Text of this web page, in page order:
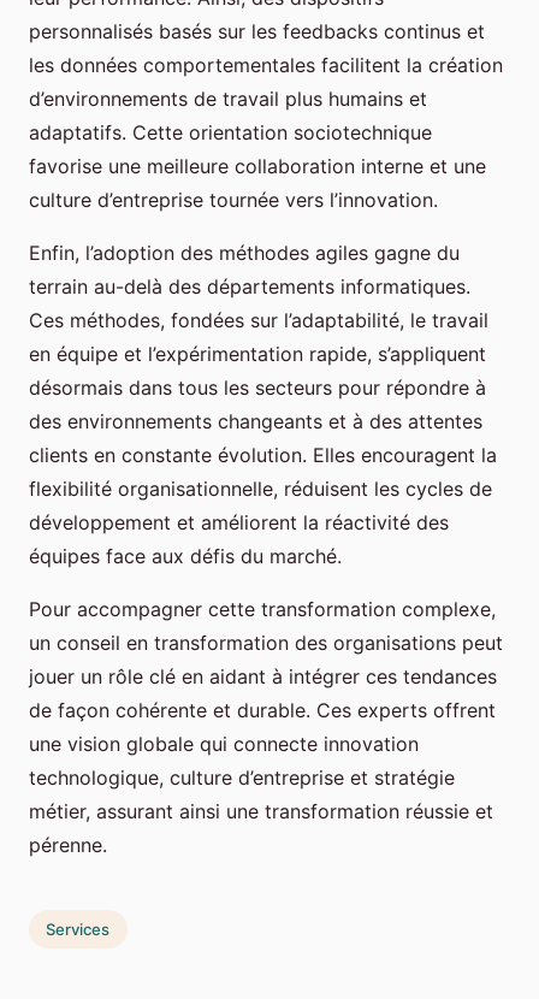
personnalisés basés sur les feedbacks continus et
les données comportementales facilitent la création
d’environnements de travail plus humains et
adaptatifs. Cette orientation sociotechnique
favorise une meilleure collaboration interne et une
culture d’entreprise tournée vers l’innovation.
Enfin, l’adoption des méthodes agiles gagne du
terrain au-delà des départements informatiques.
Ces méthodes, fondées sur l’adaptabilité, le travail
en équipe et l’expérimentation rapide, s’appliquent
désormais dans tous les secteurs pour répondre à
des environnements changeants et à des attentes
clients en constante évolution. Elles encouragent la
flexibilité organisationnelle, réduisent les cycles de
développement et améliorent la réactivité des
équipes face aux défis du marché.
Pour accompagner cette transformation complexe,
un conseil en transformation des organisations peut
jouer un rôle clé en aidant à intégrer ces tendances
de façon cohérente et durable. Ces experts offrent
une vision globale qui connecte innovation
technologique, culture d’entreprise et stratégie
métier, assurant ainsi une transformation réussie et
pérenne.
Services